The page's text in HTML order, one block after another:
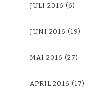
JULI 2016 (6)
JUNI 2016 (19)
MAI 2016 (27)
APRIL 2016 (17)